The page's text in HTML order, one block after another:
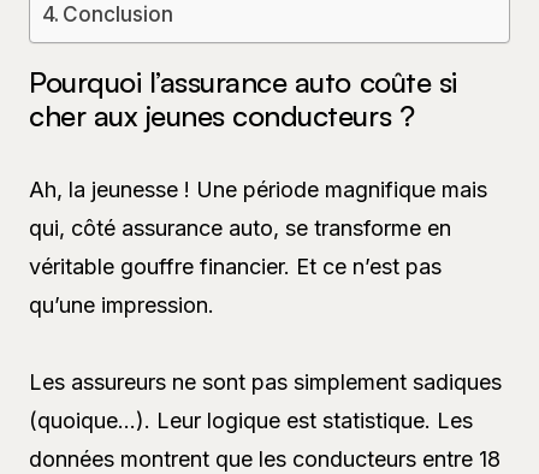
Conclusion
Pourquoi l’assurance auto coûte si
cher aux jeunes conducteurs ?
Ah, la jeunesse ! Une période magnifique mais
qui, côté assurance auto, se transforme en
véritable gouffre financier. Et ce n’est pas
qu’une impression.
Les assureurs ne sont pas simplement sadiques
(quoique…). Leur logique est statistique. Les
données montrent que les conducteurs entre 18